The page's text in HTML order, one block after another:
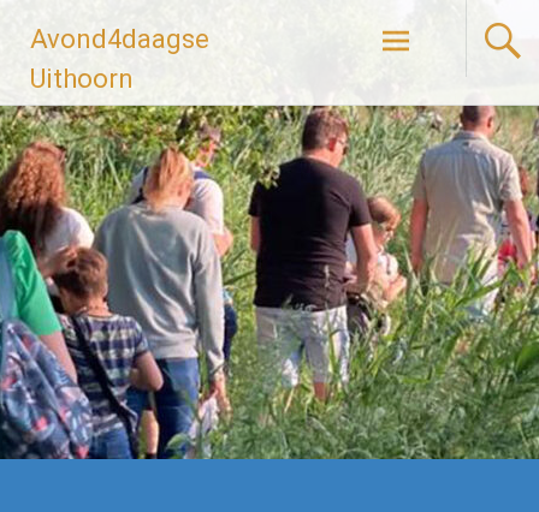
naar
inhoud
Avond4daagse
Uithoorn